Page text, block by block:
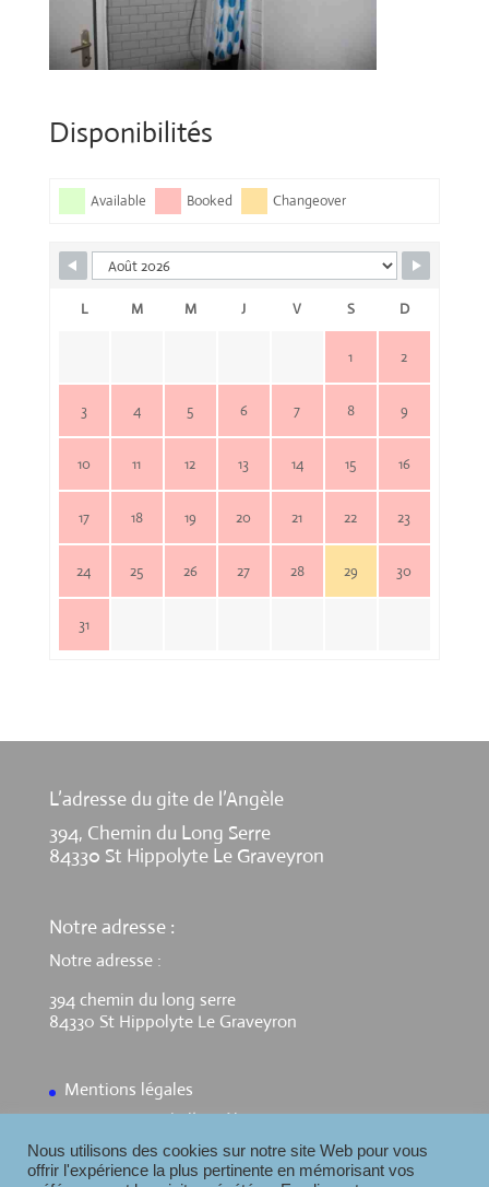
Disponibilités
Available Booked Changeover
L M M J V S D
1 2
3 4 5 6 7 8 9
10 11 12 13 14 15 16
17 18 19 20 21 22 23
24 25 26 27 28 29 30
31
L’adresse du gite de l’Angèle
394, Chemin du Long Serre
84330 St Hippolyte Le Graveyron
Notre adresse :
Notre adresse :
394 chemin du long serre
84330 St Hippolyte Le Graveyron
Mentions légales
Contact Gite de l’Angèle
Nous utilisons des cookies sur notre site Web pour vous
offrir l'expérience la plus pertinente en mémorisant vos